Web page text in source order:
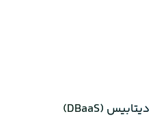
دیتابیس‌ (DBaaS)